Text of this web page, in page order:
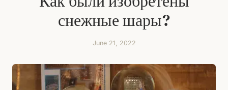
снежные шары?
June 21, 2022